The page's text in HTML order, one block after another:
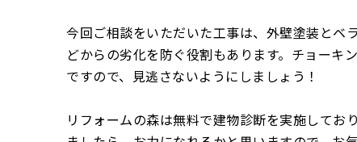
今回ご相談をいただいた工事は、外壁塗装とベ
どからの劣化を防ぐ役割もあります。チョーキ
ですので、見逃さないようにしましょう！
リフォームの森は無料で建物診断を実施してお